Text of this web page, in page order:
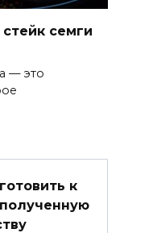
семги
— это
к